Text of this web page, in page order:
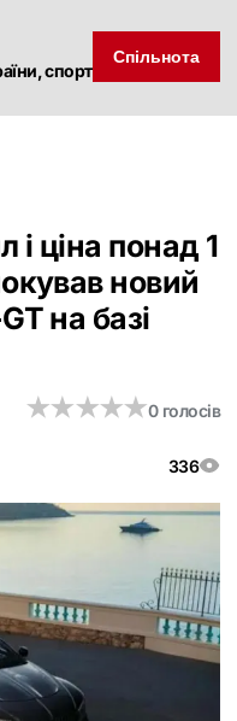
спорт
Спільнота
і ціна понад 1
новий
на базі
336
★★★★★
★★★★★0 голосів